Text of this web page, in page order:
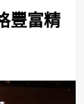
豐富精